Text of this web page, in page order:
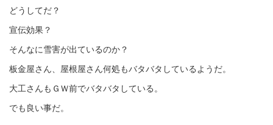
どうしてだ？
宣伝効果？
そんなに雪害が出ているのか？
板金屋さん、屋根屋さん何処もバタバタしているようだ。
大工さんもＧＷ前でバタバタしている。
でも良い事だ。